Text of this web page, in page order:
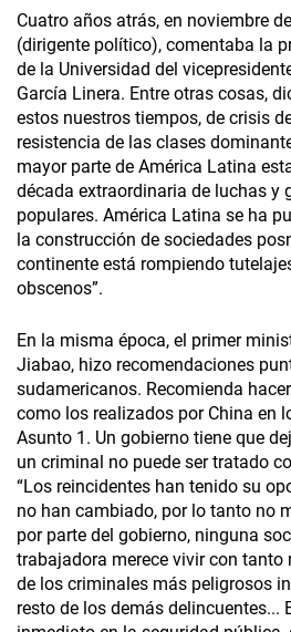
Cuatro años atrás, en noviembre
(dirigente político), comentaba la
de la Universidad del
García Linera. Entre otras cosas,
estos nuestros tiempos, de crisis
resistencia de las clases
mayor parte de América Latina
década extraordinaria de luchas y
populares. América Latina se ha
la construcción de sociedades
continente está rompiendo
obscenos”.
En la misma época, el primer
Jiabao, hizo recomendaciones
sudamericanos. Recomienda
como los realizados por China en
Asunto 1. Un gobierno tiene que
un criminal no puede ser tratado
“Los reincidentes han tenido su
no han cambiado, por lo tanto no
por parte del gobierno, ninguna
trabajadora merece vivir con
de los criminales más peligrosos
resto de los demás delincuentes...